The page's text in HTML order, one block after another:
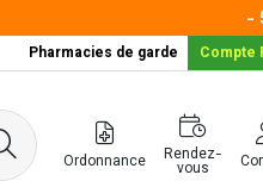
-
Pharmacies de garde Compte
Ordonnance Rendez-
vous